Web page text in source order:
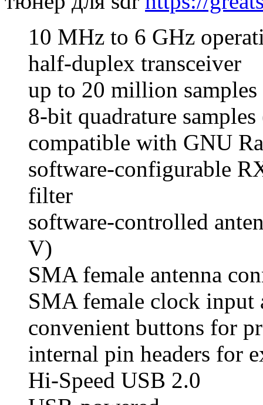
10 MHz to 6 GHz
half-duplex transceiver
up to 20 million samples
8-bit quadrature
compatible with GNU
software-configurable
filter
software-controlled
V)
SMA female antenna
SMA female clock
convenient buttons for
internal pin headers for
Hi-Speed USB 2.0